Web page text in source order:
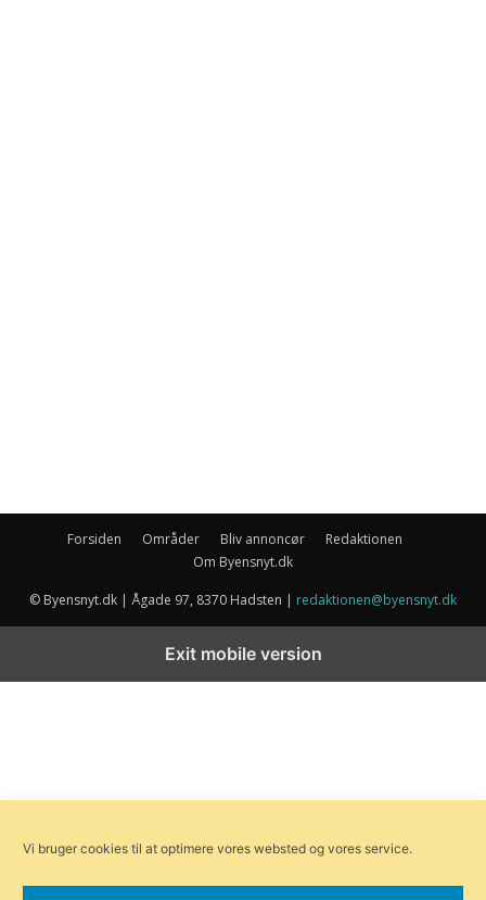
Forsiden Områder Bliv annoncør
Redaktionen
Om Byensnyt.dk
© Byensnyt.dk | Ågade 97, 8370 Hadsten | redaktionen@byensnyt.dk
Vi bruger cookies til at optimere vores websted og vores service.
Exit mobile version